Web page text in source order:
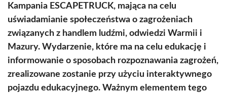
Kampania ESCAPETRUCK, mająca na celu
uświadamianie społeczeństwa o zagrożeniach
związanych z handlem ludźmi, odwiedzi Warmii i
Mazury. Wydarzenie, które ma na celu edukację i
informowanie o sposobach rozpoznawania zagrożeń,
zrealizowane zostanie przy użyciu interaktywnego
pojazdu edukacyjnego. Ważnym elementem tego